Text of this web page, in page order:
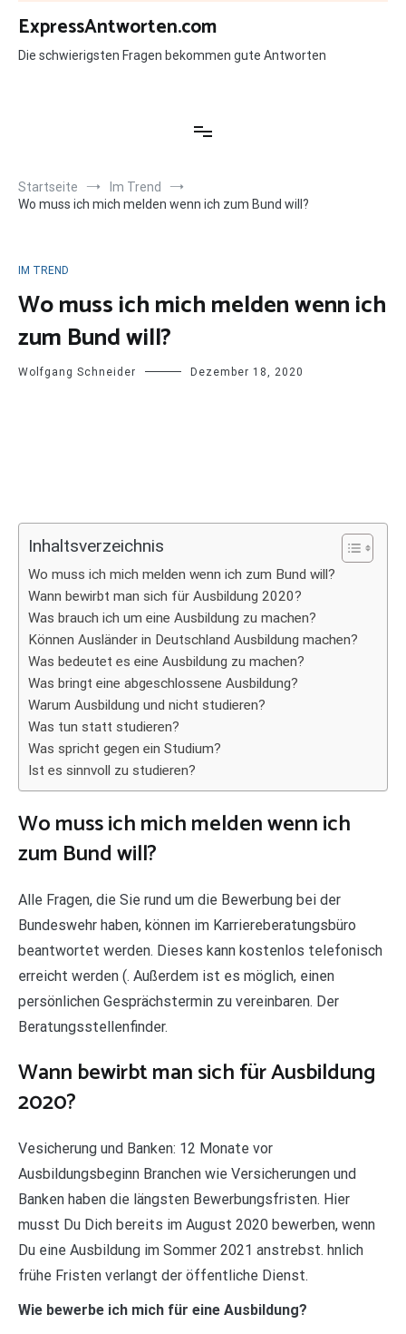
Zum
Inhalt
springen
ExpressAntworten.com
Die schwierigsten Fragen bekommen gute Antworten
Startseite
Im Trend
Wo muss ich mich melden wenn ich zum Bund will?
IM TREND
Wo muss ich mich melden wenn ich
zum Bund will?
Wolfgang Schneider Dezember 18, 2020
Inhaltsverzeichnis
Wo muss ich mich melden wenn ich zum Bund will?
Wann bewirbt man sich für Ausbildung 2020?
Was brauch ich um eine Ausbildung zu machen?
Können Ausländer in Deutschland Ausbildung machen?
Was bedeutet es eine Ausbildung zu machen?
Was bringt eine abgeschlossene Ausbildung?
Warum Ausbildung und nicht studieren?
Was tun statt studieren?
Was spricht gegen ein Studium?
Ist es sinnvoll zu studieren?
Wo muss ich mich melden wenn ich
zum Bund will?
Alle Fragen, die Sie rund um die Bewerbung bei der
Bundeswehr haben, können im Karriereberatungsbüro
beantwortet werden. Dieses kann kostenlos telefonisch
erreicht werden (. Außerdem ist es möglich, einen
persönlichen Gesprächstermin zu vereinbaren. Der
Beratungsstellenfinder.
Wann bewirbt man sich für Ausbildung
2020?
Vesicherung und Banken: 12 Monate vor
Ausbildungsbeginn Branchen wie Versicherungen und
Banken haben die längsten Bewerbungsfristen. Hier
musst Du Dich bereits im August 2020 bewerben, wenn
Du eine Ausbildung im Sommer 2021 anstrebst. hnlich
frühe Fristen verlangt der öffentliche Dienst.
Wie bewerbe ich mich für eine Ausbildung?